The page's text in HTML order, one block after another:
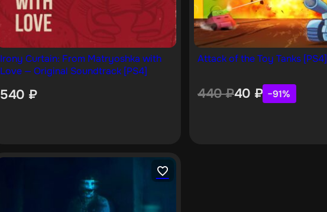
Irony Curtain: From Matryoshka with
Love — Original Soundtrack [PS4]
540 ₽
Attack of the Toy Tanks [PS4]
440₽40 ₽ −91%